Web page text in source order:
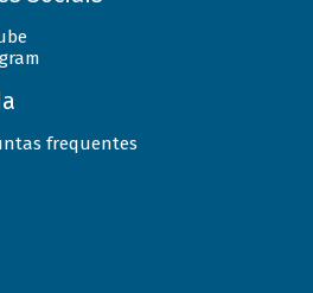
frequentes